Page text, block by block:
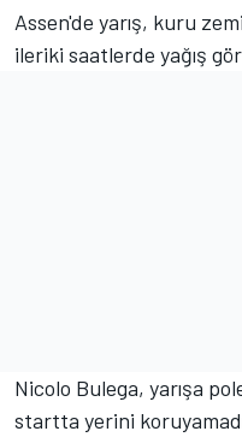
Assen'de yarış, kuru
ileriki saatlerde yağış
Nicolo Bulega, yarışa
startta yerini